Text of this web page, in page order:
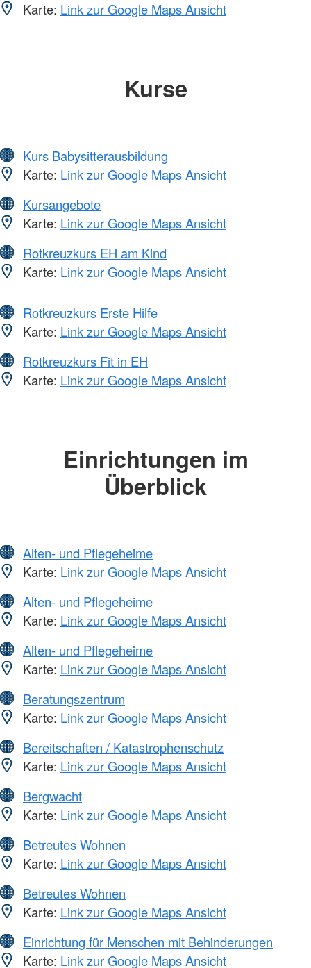
Karte: Link zur Google Maps Ansicht
Kurse
Kurs Babysitterausbildung
Karte: Link zur Google Maps Ansicht
Kursangebote
Karte: Link zur Google Maps Ansicht
Rotkreuzkurs EH am Kind
Karte: Link zur Google Maps Ansicht
Rotkreuzkurs Erste Hilfe
Karte: Link zur Google Maps Ansicht
Rotkreuzkurs Fit in EH
Karte: Link zur Google Maps Ansicht
Einrichtungen im
Überblick
Alten- und Pflegeheime
Karte: Link zur Google Maps Ansicht
Alten- und Pflegeheime
Karte: Link zur Google Maps Ansicht
Alten- und Pflegeheime
Karte: Link zur Google Maps Ansicht
Beratungszentrum
Karte: Link zur Google Maps Ansicht
Bereitschaften / Katastrophenschutz
Karte: Link zur Google Maps Ansicht
Bergwacht
Karte: Link zur Google Maps Ansicht
Betreutes Wohnen
Karte: Link zur Google Maps Ansicht
Betreutes Wohnen
Karte: Link zur Google Maps Ansicht
Einrichtung für Menschen mit Behinderungen
Karte: Link zur Google Maps Ansicht